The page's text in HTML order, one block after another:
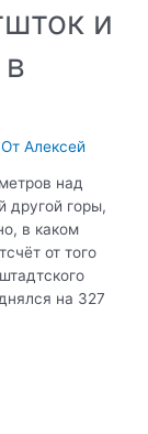
и
ОтАлексей
над
другой горы,
в каком
от того
на 327